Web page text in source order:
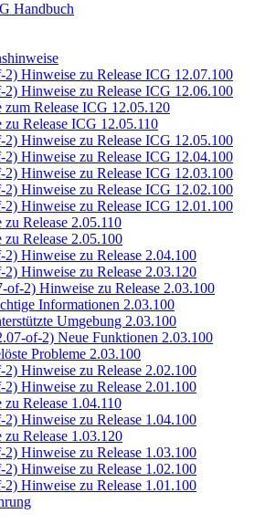
Handbuch
2) Hinweise zu Release ICG 12.07.100
2) Hinweise zu Release ICG 12.06.100
zum Release ICG 12.05.120
zu Release ICG 12.05.110
2) Hinweise zu Release ICG 12.05.100
2) Hinweise zu Release ICG 12.04.100
2) Hinweise zu Release ICG 12.03.100
2) Hinweise zu Release ICG 12.02.100
2) Hinweise zu Release ICG 12.01.100
Release 2.05.110
Release 2.05.100
2) Hinweise zu Release 2.04.100
2) Hinweise zu Release 2.03.120
of-2) Hinweise zu Release 2.03.100
Informationen 2.03.100
Umgebung 2.03.100
of-2) Neue Funktionen 2.03.100
Probleme 2.03.100
2) Hinweise zu Release 2.02.100
2) Hinweise zu Release 2.01.100
Release 1.04.110
2) Hinweise zu Release 1.04.100
Release 1.03.120
2) Hinweise zu Release 1.03.100
2) Hinweise zu Release 1.02.100
2) Hinweise zu Release 1.01.100